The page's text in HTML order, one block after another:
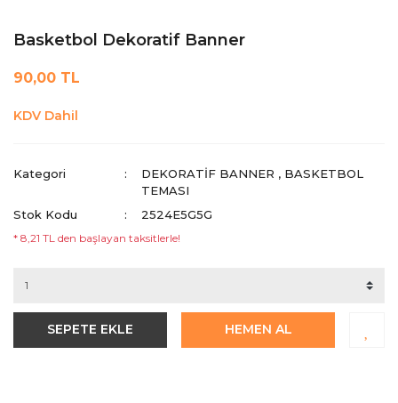
Basketbol Dekoratif Banner
90,00 TL
KDV Dahil
Kategori DEKORATIF BANNER , BASKETBOL
TEMASI
Stok Kodu
2524E5G5G
* 8,21 TL den başlayan taksitlerle!
SEPETE EKLE HEMEN AL